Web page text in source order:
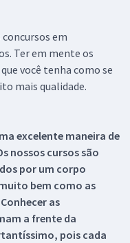
em
Ter em mente os
você tenha como se
mais qualidade.
excelente maneira de
nossos cursos são
por um corpo
bem como as
as
a frente da
pois cada